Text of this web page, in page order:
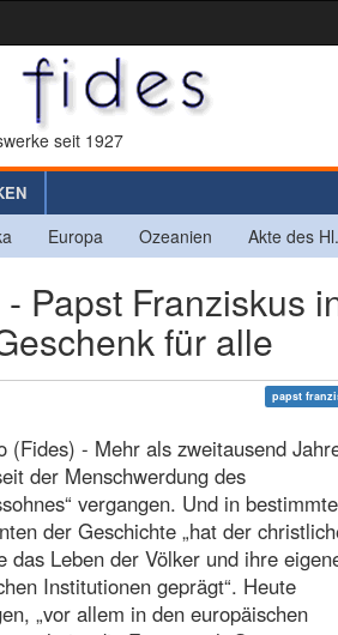
seit 1927
Europa Ozeanien Akte des
Papst Franziskus
für alle
papst
(Fides) - Mehr als zweitausend
der Menschwerdung des
vergangen. Und in
der Geschichte „hat der
das Leben der Völker und ihre
Institutionen geprägt“. Heute
„vor allem in den europäischen